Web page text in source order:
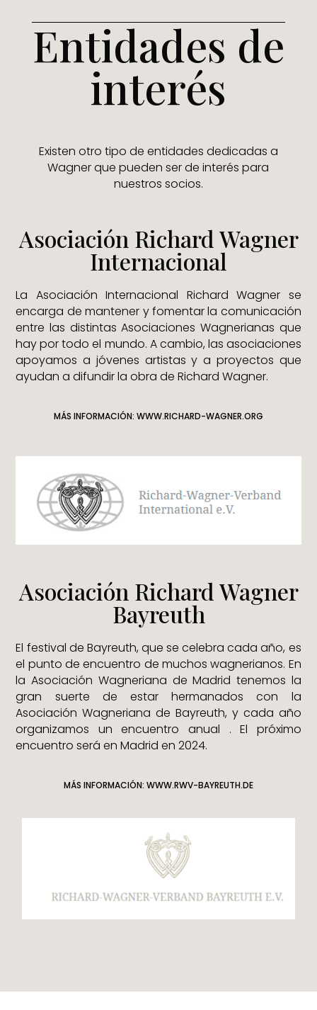
Entidades de
interés
Existen otro tipo de entidades dedicadas a
Wagner que pueden ser de interés para
nuestros socios.
Asociación Richard Wagner
Internacional
La Asociación Internacional Richard Wagner se
encarga de mantener y fomentar la comunicación
entre las distintas Asociaciones Wagnerianas que
hay por todo el mundo. A cambio, las asociaciones
apoyamos a jóvenes artistas y a proyectos que
ayudan a difundir la obra de Richard Wagner.
MÁS INFORMACIÓN: WWW.RICHARD-WAGNER.ORG
Asociación Richard Wagner
Bayreuth
El festival de Bayreuth, que se celebra cada año, es
el punto de encuentro de muchos wagnerianos. En
la Asociación Wagneriana de Madrid tenemos la
gran suerte de estar hermanados con la
Asociación Wagneriana de Bayreuth, y cada año
organizamos un encuentro anual . El próximo
encuentro será en Madrid en 2024.
MÁS INFORMACIÓN: WWW.RWV-BAYREUTH.DE